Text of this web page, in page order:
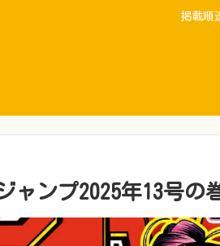
掲載順
ャンプ2025年13号の